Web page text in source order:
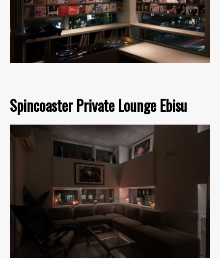
Spincoaster Private Lounge Ebisu